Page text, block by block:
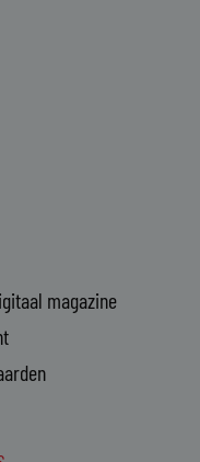
magazine